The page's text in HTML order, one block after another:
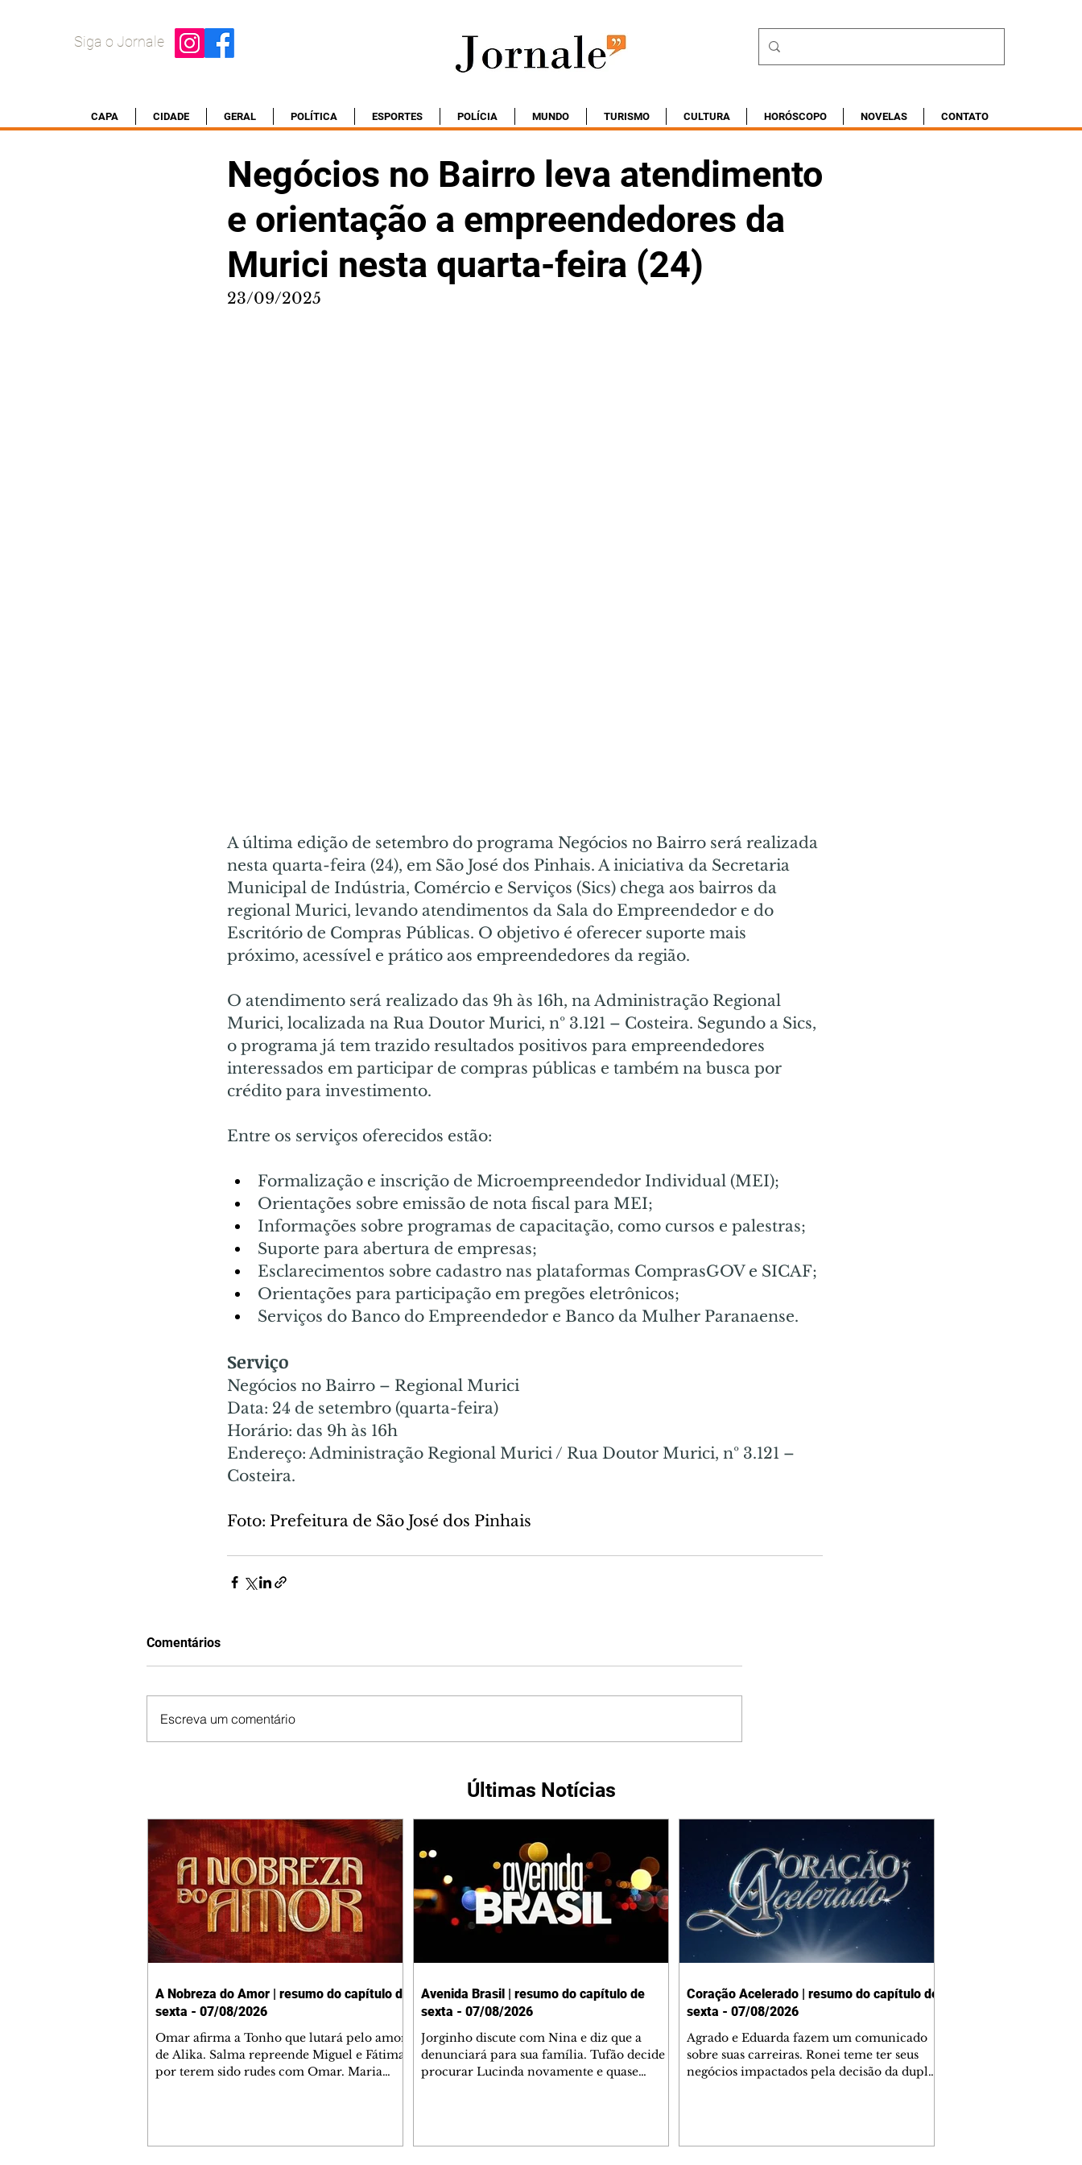
Siga o Jornale
CAPA CIDADE GERAL POLÍTICA ESPORTES POLÍCIA MUNDO TURISMO CULTURA HORÓSCOPO NOVELAS CONTATO
Negócios no Bairro leva atendimento
e orientação a empreendedores da
Murici nesta quarta-feira (24)
23/09/2025
A última edição de setembro do programa Negócios no Bairro será realizada
nesta quarta-feira (24), em São José dos Pinhais. A iniciativa da Secretaria
Municipal de Indústria, Comércio e Serviços (Sics) chega aos bairros da
regional Murici, levando atendimentos da Sala do Empreendedor e do
Escritório de Compras Públicas. O objetivo é oferecer suporte mais
próximo, acessível e prático aos empreendedores da região.
O atendimento será realizado das 9h às 16h, na Administração Regional
Murici, localizada na Rua Doutor Murici, nº 3.121 – Costeira. Segundo a Sics,
o programa já tem trazido resultados positivos para empreendedores
interessados em participar de compras públicas e também na busca por
crédito para investimento.
Entre os serviços oferecidos estão:
Formalização e inscrição de Microempreendedor Individual (MEI);
Orientações sobre emissão de nota fiscal para MEI;
Informações sobre programas de capacitação, como cursos e palestras;
Suporte para abertura de empresas;
Esclarecimentos sobre cadastro nas plataformas ComprasGOV e SICAF;
Orientações para participação em pregões eletrônicos;
Serviços do Banco do Empreendedor e Banco da Mulher Paranaense.
Serviço
Negócios no Bairro – Regional Murici
Data: 24 de setembro (quarta-feira)
Horário: das 9h às 16h
Endereço: Administração Regional Murici / Rua Doutor Murici, nº 3.121 –
Costeira.
Foto: Prefeitura de São José dos Pinhais
Comentários
Escreva um comentário
Últimas Notícias
A Nobreza do Amor | resumo do capítulo de
sexta - 07/08/2026
Omar afirma a Tonho que lutará pelo amor
de Alika. Salma repreende Miguel e Fátima
por terem sido rudes com Omar. Maria
Avenida Brasil | resumo do capítulo de
sexta - 07/08/2026
Jorginho discute com Nina e diz que a
denunciará para sua família. Tufão decide
procurar Lucinda novamente e quase
Coração Acelerado | resumo do capítulo de
sexta - 07/08/2026
Agrado e Eduarda fazem um comunicado
sobre suas carreiras. Ronei teme ter seus
negócios impactados pela decisão da dupla.